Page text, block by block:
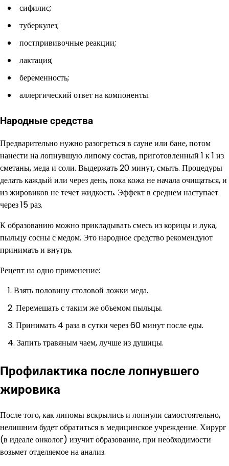
сифилис;
туберкулез;
постпрививочные реакции;
лактация;
беременность;
аллергический ответ на компоненты.
Народные средства
Предварительно нужно разогреться в сауне или бане, потом
нанести на лопнувшую липому состав, приготовленный 1 к 1 из
сметаны, меда и соли. Выдержать 20 минут, смыть. Процедуры
делать каждый или через день, пока кожа не начала очищаться, и
из жировиков не течет жидкость. Эффект в среднем наступает
через 15 раз.
К образованию можно прикладывать смесь из корицы и лука,
пыльцу сосны с медом. Это народное средство рекомендуют
принимать и внутрь.
Рецепт на одно применение:
Взять половину столовой ложки меда.
Перемешать с таким же объемом пыльцы.
Принимать 4 раза в сутки через 60 минут после еды.
Запить травяным чаем, лучше из душицы.
Профилактика после лопнувшего
жировика
После того, как липомы вскрылись и лопнули самостоятельно,
нелишним будет обратиться в медицинское учреждение. Хирург
(в идеале онколог) изучит образование, при необходимости
возьмет отделяемое на анализ.